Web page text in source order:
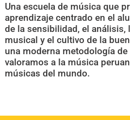
Una escuela de música que
aprendizaje centrado en el
de la sensibilidad, el análisis,
musical y el cultivo de la
una moderna metodología
valoramos a la música
músicas del mundo.